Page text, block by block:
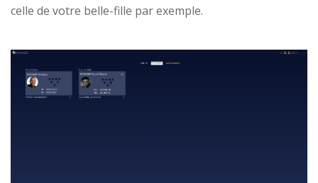
celle de votre belle-fille par exemple.